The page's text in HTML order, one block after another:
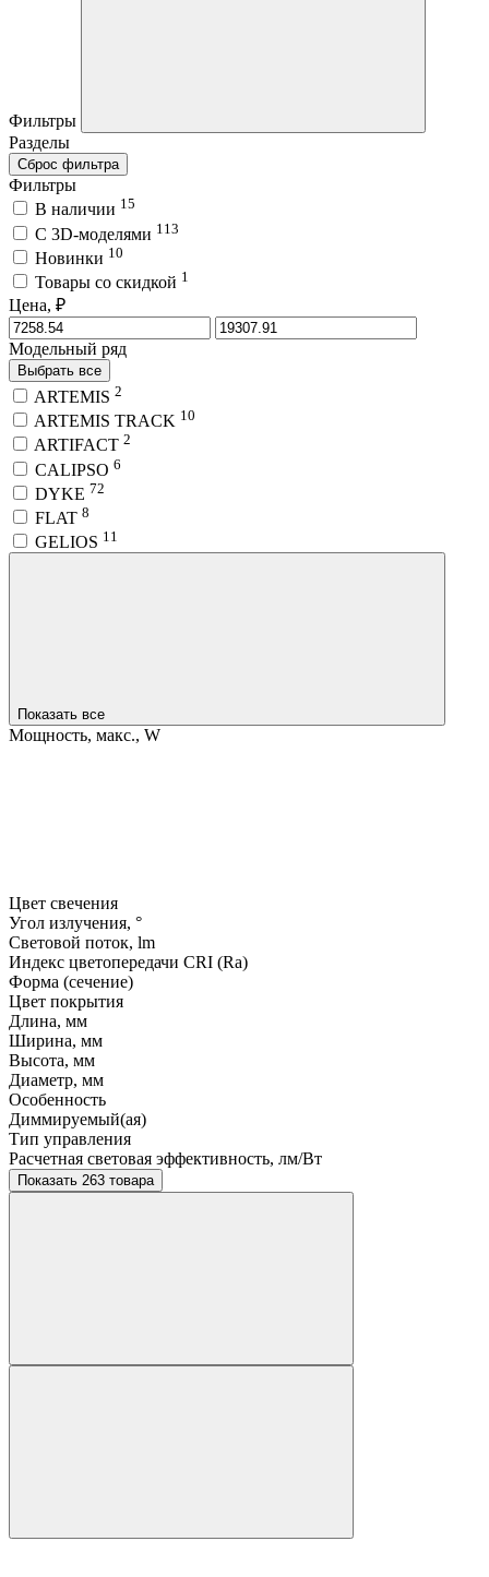
Фильтры
Разделы
Сброс фильтра
Фильтры
В наличии 15
C 3D-моделями 113
Новинки 10
Товары со скидкой 1
Цена, ₽
Модельный ряд
Выбрать все
ARTEMIS 2
ARTEMIS TRACK 10
ARTIFACT 2
CALIPSO 6
DYKE 72
FLAT 8
GELIOS 11
Показать все
Мощность, макс., W
Цвет свечения
Угол излучения, °
Световой поток, lm
Индекс цветопередачи CRI (Ra)
Форма (сечение)
Цвет покрытия
Длина, мм
Ширина, мм
Высота, мм
Диаметр, мм
Особенность
Диммируемый(ая)
Тип управления
Расчетная световая эффективность, лм/Вт
Показать 263 товара